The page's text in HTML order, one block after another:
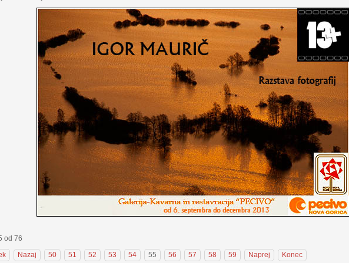
od 76
Nazaj 50 51 52 53 54 55 56 57 58 59 Naprej Konec